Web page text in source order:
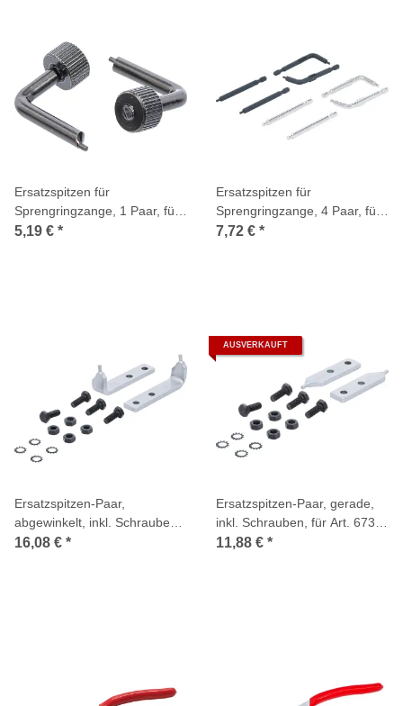
Ersatzspitzen für
Sprengringzange, 1 Paar, für
Art. 445, 446
5,19 € *
Ersatzspitzen für
Sprengringzange, 4 Paar, für
Art. 8831-1
7,72 € *
Ersatzspitzen-Paar,
abgewinkelt, inkl. Schrauben,
für Art. 6738 / 6739
16,08 € *
AUSVERKAUFT
Ersatzspitzen-Paar, gerade,
inkl. Schrauben, für Art. 6736
/ 6737
11,88 € *